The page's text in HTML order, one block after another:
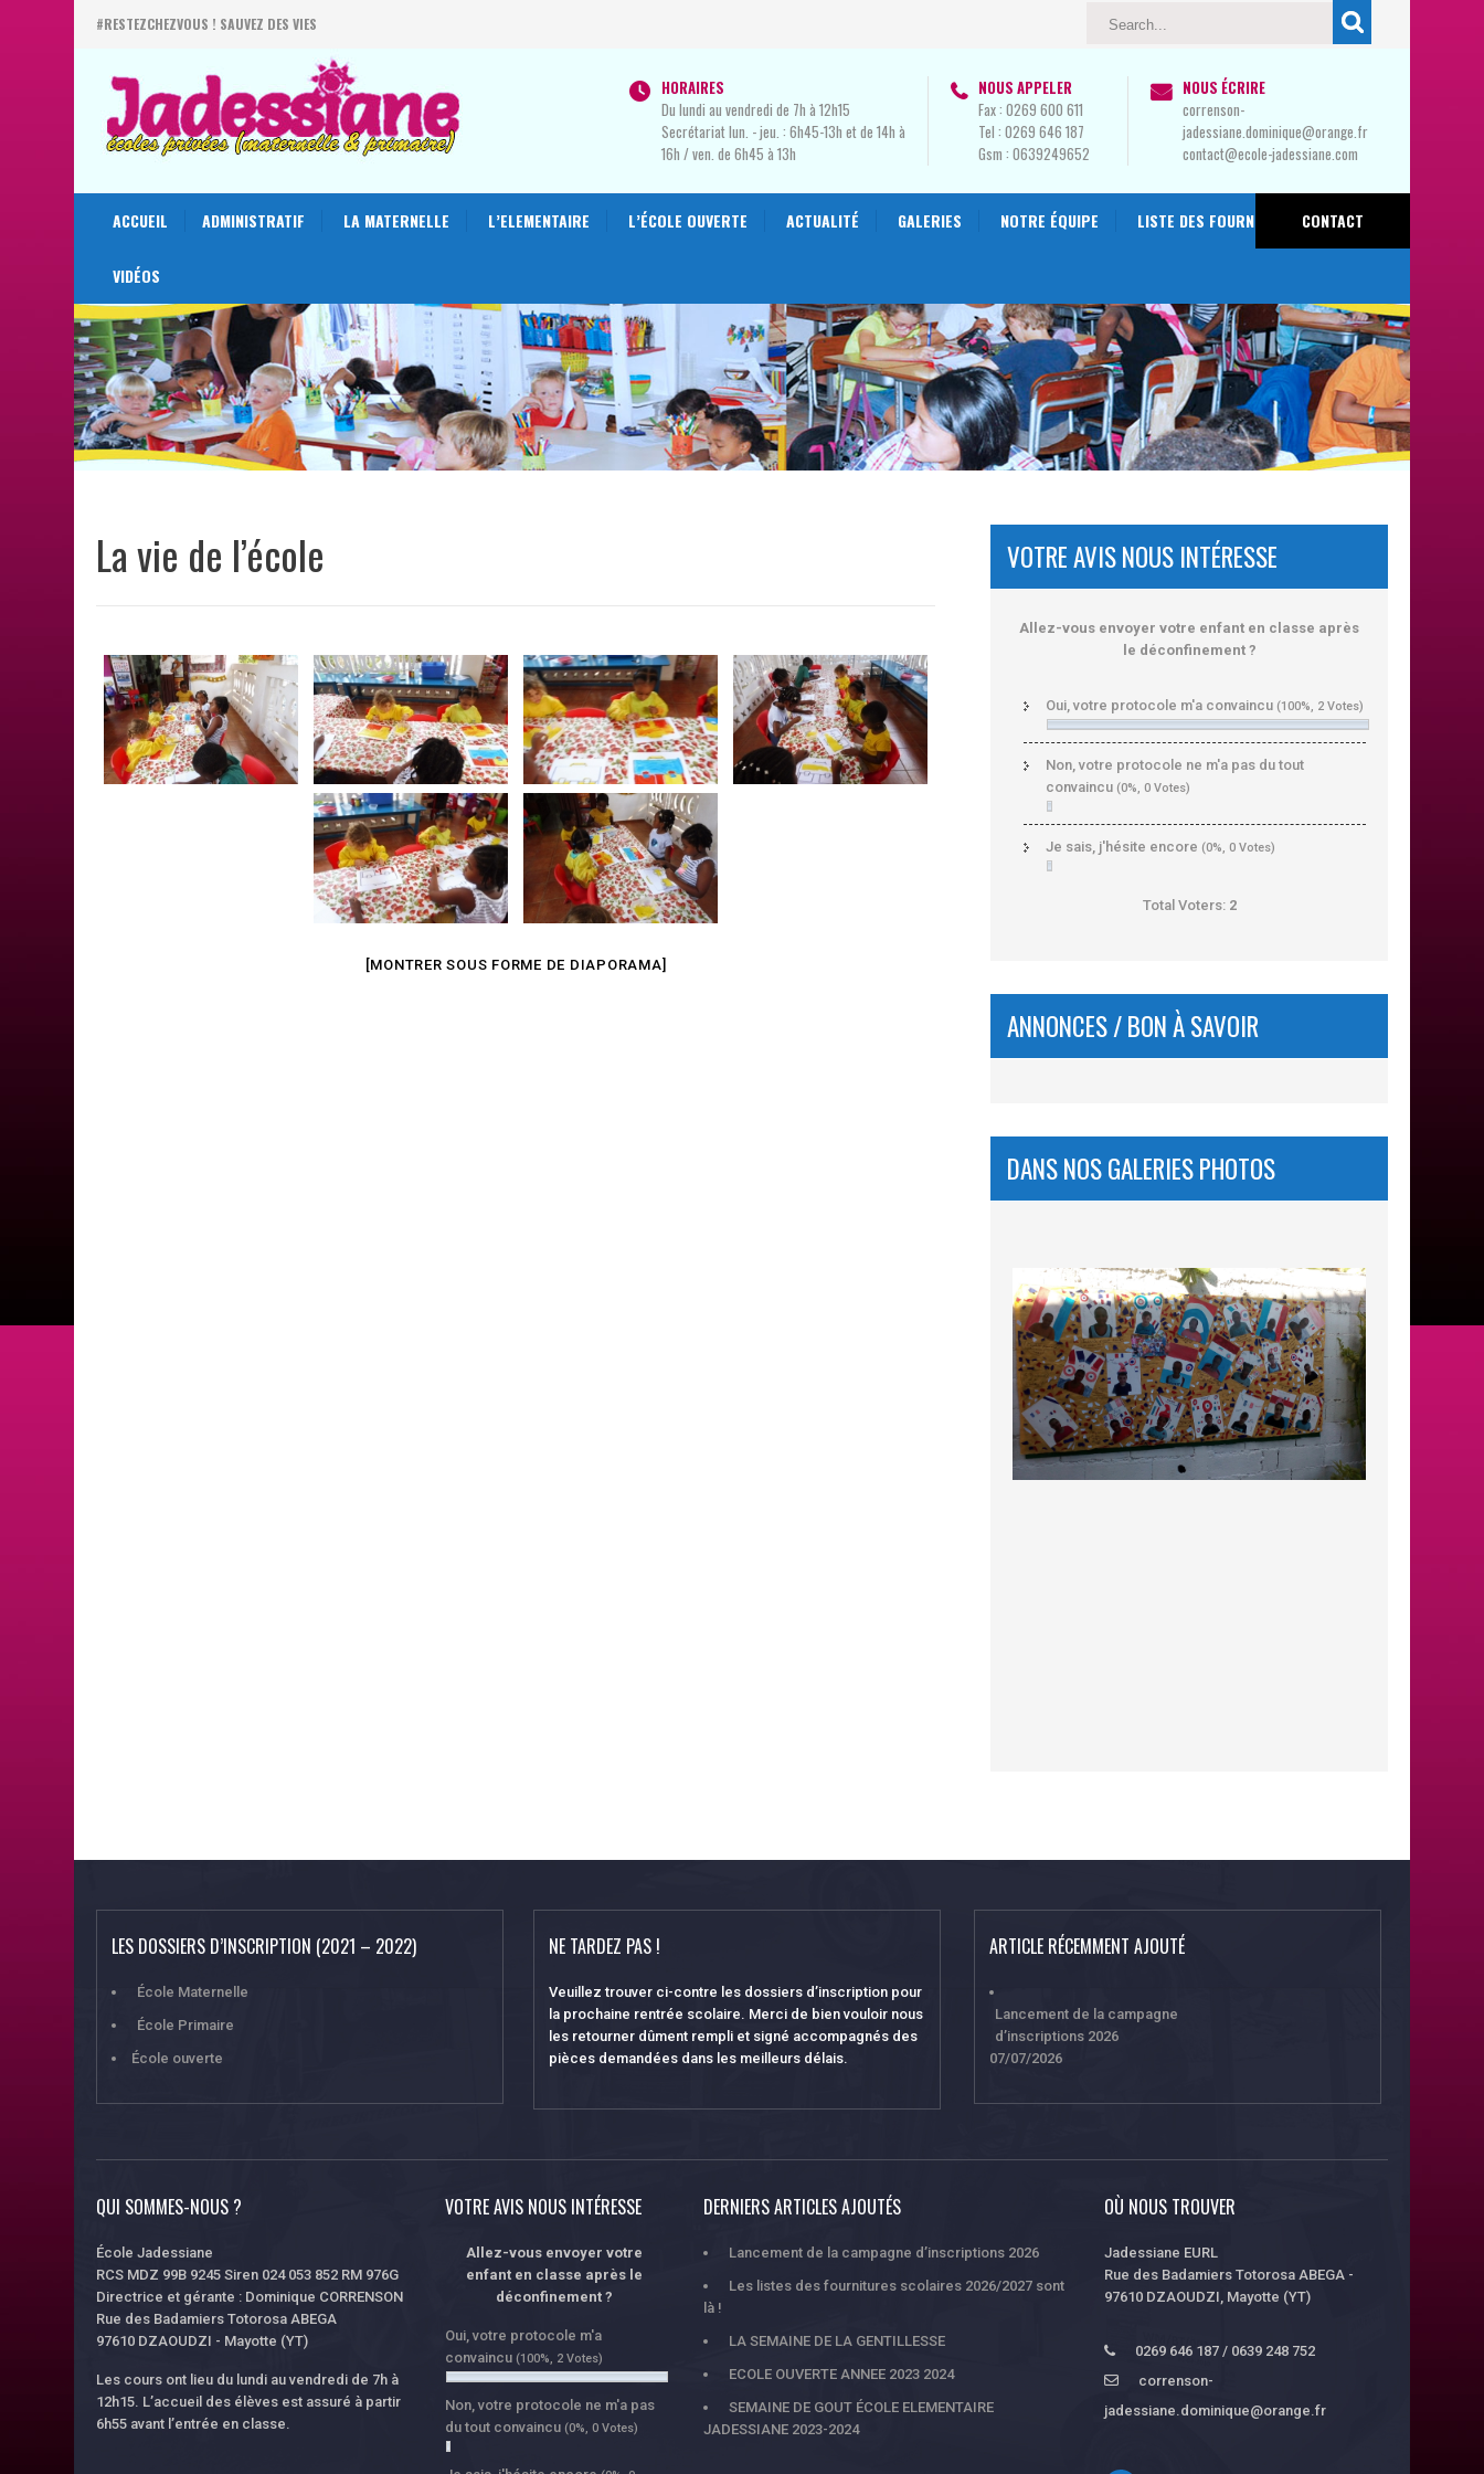
#RESTEZCHEZVOUS ! SAUVEZ DES VIES
HORAIRES
Du lundi au vendredi de 7h à 12h15
Secrétariat lun. - jeu. : 6h45-13h et de 14h à
16h / ven. de 6h45 à 13h
NOUS APPELER
Fax : 0269 600 611
Tel : 0269 646 187
Gsm : 0639249652
NOUS ÉCRIRE
correnson-
jadessiane.dominique@orange.fr
contact@ecole-jadessiane.com
ACCUEIL ADMINISTRATIF LA MATERNELLE L’ELEMENTAIRE L’ÉCOLE OUVERTE ACTUALITÉ GALERIES NOTRE ÉQUIPE LISTE DES FOURNITURES 2024-2025
VIDÉOS
CONTACT
La vie de l’école
[MONTRER SOUS FORME DE DIAPORAMA]
VOTRE AVIS NOUS INTÉRESSE
Allez-vous envoyer votre enfant en classe après
le déconfinement ?
Oui, votre protocole m'a convaincu (100%, 2 Votes)
Non, votre protocole ne m'a pas du tout
convaincu (0%, 0 Votes)
Je sais, j'hésite encore (0%, 0 Votes)
Total Voters: 2
ANNONCES / BON À SAVOIR
DANS NOS GALERIES PHOTOS
LES DOSSIERS D’INSCRIPTION (2021 – 2022)
École Maternelle
École Primaire
École ouverte
NE TARDEZ PAS !
Veuillez trouver ci-contre les dossiers d’inscription pour
la prochaine rentrée scolaire. Merci de bien vouloir nous
les retourner dûment rempli et signé accompagnés des
pièces demandées dans les meilleurs délais.
ARTICLE RÉCEMMENT AJOUTÉ
Lancement de la campagne
d’inscriptions 2026
07/07/2026
QUI SOMMES-NOUS ?
École Jadessiane
RCS MDZ 99B 9245 Siren 024 053 852 RM 976G
Directrice et gérante : Dominique CORRENSON
Rue des Badamiers Totorosa ABEGA
97610 DZAOUDZI - Mayotte (YT)
Les cours ont lieu du lundi au vendredi de 7h à
12h15. L’accueil des élèves est assuré à partir
6h55 avant l’entrée en classe.
VOTRE AVIS NOUS INTÉRESSE
Allez-vous envoyer votre
enfant en classe après le
déconfinement ?
Oui, votre protocole m'a
convaincu (100%, 2 Votes)
Non, votre protocole ne m'a pas
du tout convaincu (0%, 0 Votes)
DERNIERS ARTICLES AJOUTÉS
Lancement de la campagne d’inscriptions 2026
Les listes des fournitures scolaires 2026/2027 sont
là !
LA SEMAINE DE LA GENTILLESSE
ECOLE OUVERTE ANNEE 2023 2024
SEMAINE DE GOUT ÉCOLE ELEMENTAIRE
JADESSIANE 2023-2024
OÙ NOUS TROUVER
Jadessiane EURL
Rue des Badamiers Totorosa ABEGA -
97610 DZAOUDZI, Mayotte (YT)
0269 646 187 / 0639 248 752
correnson-
jadessiane.dominique@orange.fr